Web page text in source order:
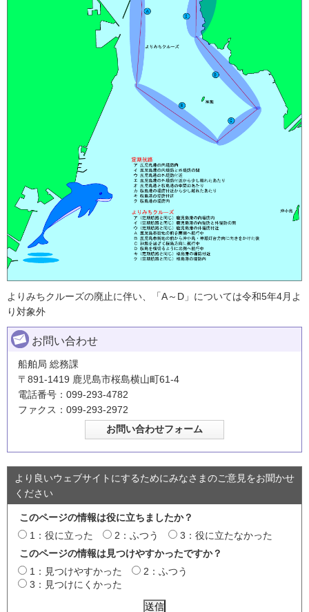
よりみちクルーズの廃止に伴い、「A～D」については令和5年4月よ
り対象外
お問い合わせ
船舶局 総務課
〒891-1419 鹿児島市桜島横山町61-4
電話番号：099-293-4782
ファクス：099-293-2972
より良いウェブサイトにするためにみなさまのご意見をお聞かせ
ください
このページの情報は役に立ちましたか？
1：役に立った
2：ふつう
3：役に立たなかった
このページの情報は見つけやすかったですか？
1：見つけやすかった
2：ふつう
3：見つけにくかった